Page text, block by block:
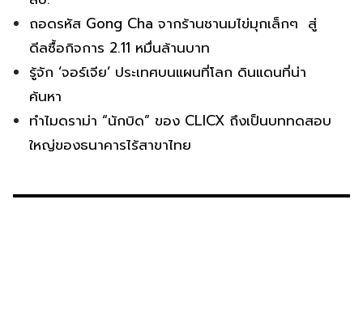
ถอดรหัส Gong Cha จากร้านชานมไข่มุกเล็กๆ สู่
ดีลซื้อกิจการ 2.11 หมื่นล้านบาท
รู้จัก ‘จอร์เจีย’ ประเทศบนแผนที่โลก ดินแดนที่น่า
ค้นหา
ทำไมดราม่า “นักบิด” ของ CLICX ถึงเป็นบททดสอบ
ใหญ่ของธนาคารไร้สาขาไทย